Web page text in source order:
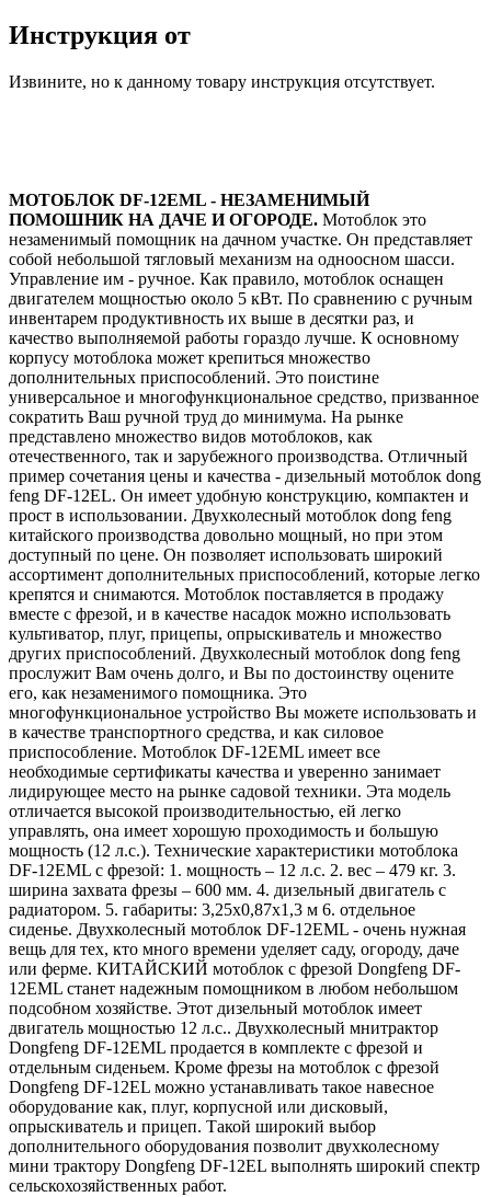
Инструкция от
Извините, но к данному товару инструкция отсутствует.
МОТОБЛОК DF-12EML - НЕЗАМЕНИМЫЙ
ПОМОШНИК НА ДАЧЕ И ОГОРОДЕ. Мотоблок это
незаменимый помощник на дачном участке. Он представляет
собой небольшой тягловый механизм на одноосном шасси.
Управление им - ручное. Как правило, мотоблок оснащен
двигателем мощностью около 5 кВт. По сравнению с ручным
инвентарем продуктивность их выше в десятки раз, и
качество выполняемой работы гораздо лучше. К основному
корпусу мотоблока может крепиться множество
дополнительных приспособлений. Это поистине
универсальное и многофункциональное средство, призванное
сократить Ваш ручной труд до минимума. На рынке
представлено множество видов мотоблоков, как
отечественного, так и зарубежного производства. Отличный
пример сочетания цены и качества - дизельный мотоблок dong
feng DF-12EL. Он имеет удобную конструкцию, компактен и
прост в использовании. Двухколесный мотоблок dong feng
китайского производства довольно мощный, но при этом
доступный по цене. Он позволяет использовать широкий
ассортимент дополнительных приспособлений, которые легко
крепятся и снимаются. Мотоблок поставляется в продажу
вместе с фрезой, и в качестве насадок можно использовать
культиватор, плуг, прицепы, опрыскиватель и множество
других приспособлений. Двухколесный мотоблок dong feng
прослужит Вам очень долго, и Вы по достоинству оцените
его, как незаменимого помощника. Это
многофункциональное устройство Вы можете использовать и
в качестве транспортного средства, и как силовое
приспособление. Мотоблок DF-12EML имеет все
необходимые сертификаты качества и уверенно занимает
лидирующее место на рынке садовой техники. Эта модель
отличается высокой производительностью, ей легко
управлять, она имеет хорошую проходимость и большую
мощность (12 л.с.). Технические характеристики мотоблока
DF-12EML с фрезой: 1. мощность – 12 л.с. 2. вес – 479 кг. 3.
ширина захвата фрезы – 600 мм. 4. дизельный двигатель с
радиатором. 5. габариты: 3,25х0,87х1,3 м 6. отдельное
сиденье. Двухколесный мотоблок DF-12EML - очень нужная
вещь для тех, кто много времени уделяет саду, огороду, даче
или ферме. КИТАЙСКИЙ мотоблок с фрезой Dongfeng DF-
12EML станет надежным помощником в любом небольшом
подсобном хозяйстве. Этот дизельный мотоблок имеет
двигатель мощностью 12 л.с.. Двухколесный мнитрактор
Dongfeng DF-12EML продается в комплекте с фрезой и
отдельным сиденьем. Кроме фрезы на мотоблок с фрезой
Dongfeng DF-12EL можно устанавливать такое навесное
оборудование как, плуг, корпусной или дисковый,
опрыскиватель и прицеп. Такой широкий выбор
дополнительного оборудования позволит двухколесному
мини трактору Dongfeng DF-12EL выполнять широкий спектр
сельскохозяйственных работ.